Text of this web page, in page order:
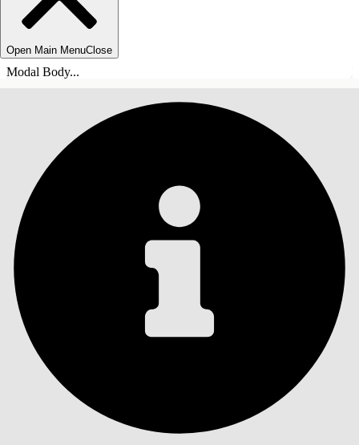
Open Main MenuClose
Modal Body...
目录